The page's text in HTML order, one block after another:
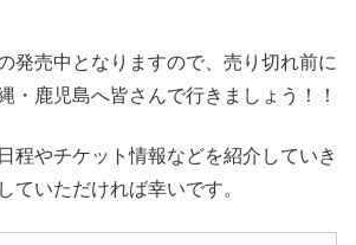
発売中となりますので、売り切れ前に
・鹿児島へ皆さんで行きましょう！！
程やチケット情報などを紹介していき
ていただければ幸いです。